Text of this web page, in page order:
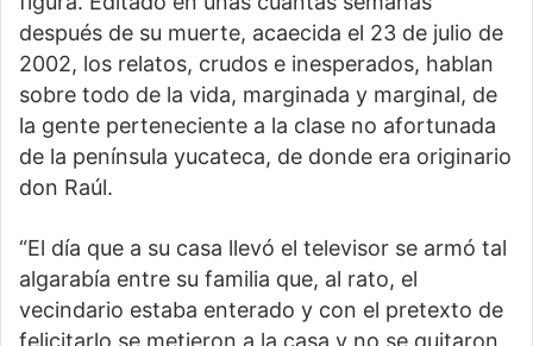
después de su muerte, acaecida el 23 de julio de
2002, los relatos, crudos e inesperados, hablan
sobre todo de la vida, marginada y marginal, de
la gente perteneciente a la clase no afortunada
de la península yucateca, de donde era originario
don Raúl.
“El día que a su casa llevó el televisor se armó tal
algarabía entre su familia que, al rato, el
vecindario estaba enterado y con el pretexto de
felicitarlo se metieron a la casa y no se quitaron